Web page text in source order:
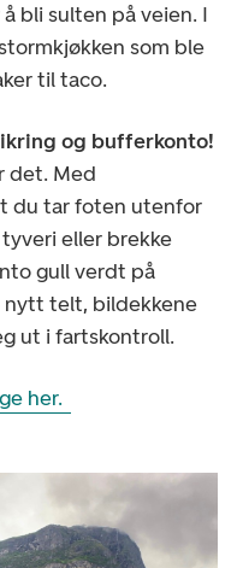
bli sulten på veien. I
som ble
til taco.
og bufferkonto!
det. Med
du tar foten utenfor
eller brekke
gull verdt på
nytt telt, bildekkene
ut i fartskontroll.
her.